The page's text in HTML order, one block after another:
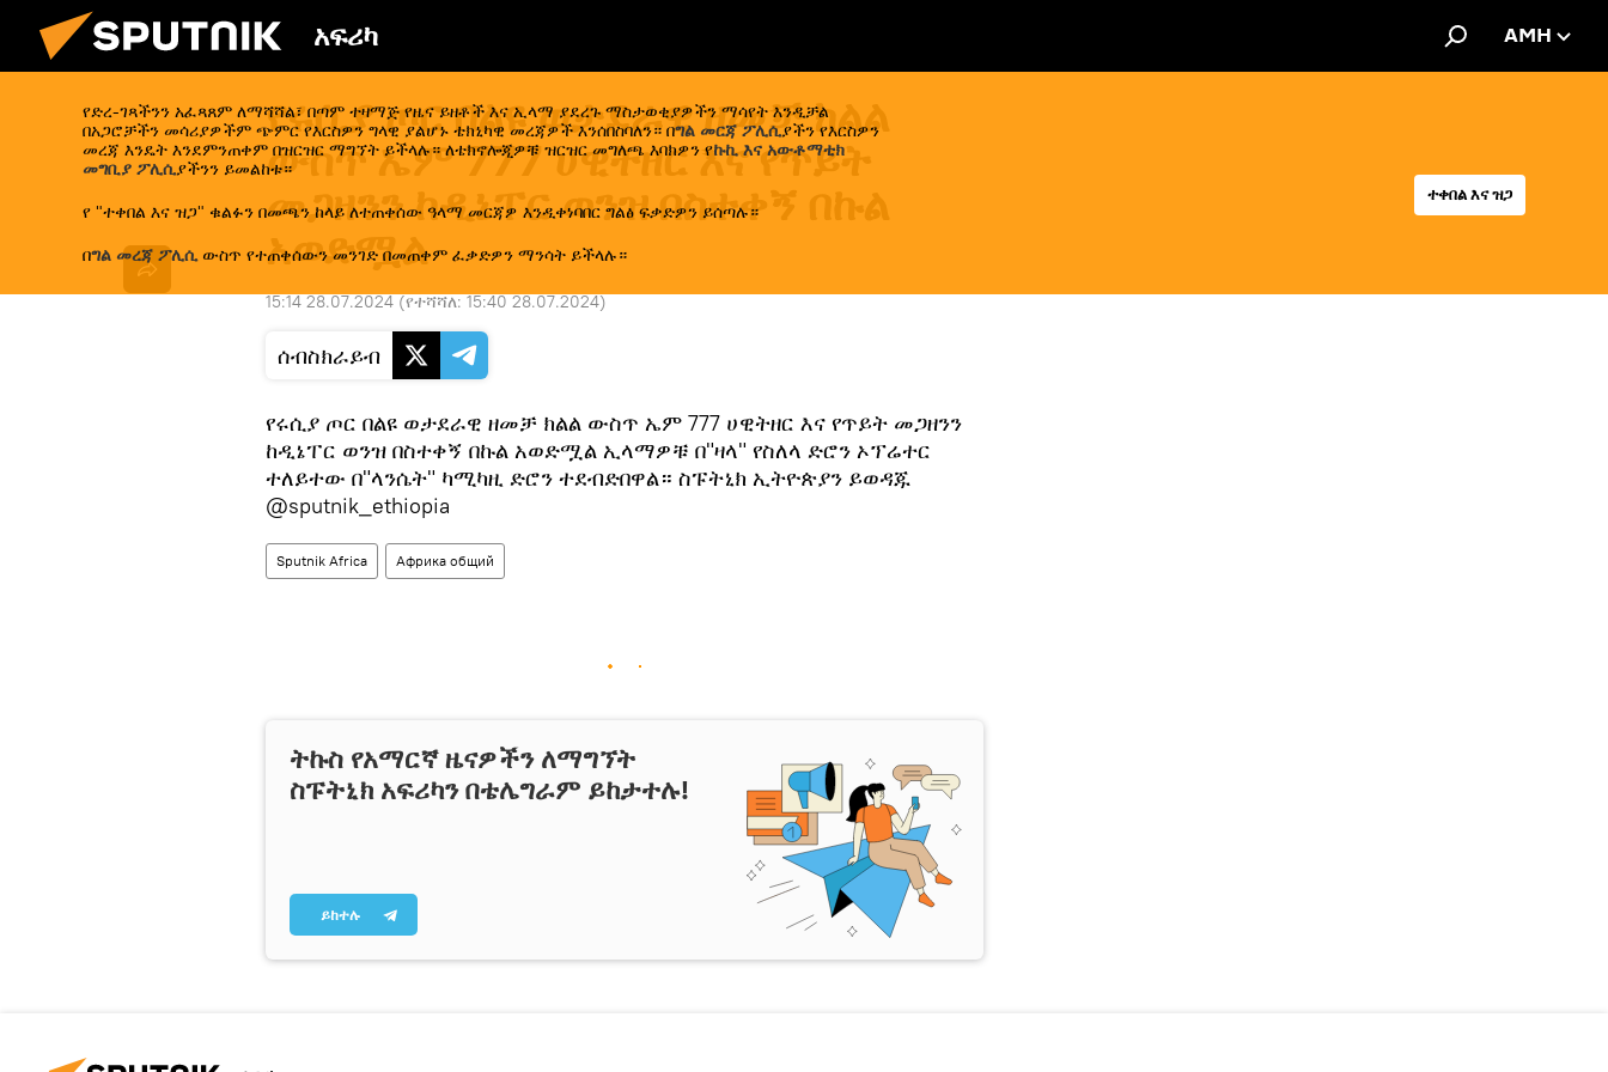
አፍሪካ AMH
የድረ-ገጻችንን አፈጻጸም ለማሻሻል፣ በጣም ተዛማጅ የዜና ይዘቶች እና ኢላማ ያደረጉ ማስታወቂያዎችን ማሳየት እንዲቻል
በአጋሮቻችን መሳሪያዎችም ጭምር የእርስዎን ግላዊ ያልሆኑ ቴክኒካዊ መረጃዎች እንሰበስባለን። በግል መርጃ ፖሊሲያችን የእርስዎን
መረጃ እንዴት እንደምንጠቀም በዝርዝር ማግኘት ይችላሉ። ለቴክኖሎጂዎቹ ዝርዝር መግለጫ እባክዎን የኩኪ እና አውቶማቲክ
መግቢያ ፖሊሲያችንን ይመልከቱ።
የ "ተቀበል እና ዝጋ" ቁልፉን በመጫን ከላይ ለተጠቀሰው ዓላማ መርጃዎ እንዲቀነባበር ግልፅ ፍቃድዎን ይሰጣሉ።
በግል መረጃ ፖሊሲውስጥ የተጠቀሰውን መንገድ በመጠቀም ፈቃድዎን ማንሳት ይችላሉ።
ተቀበል እና ዝጋ
የሩሲያ ጦር በልዩ ወታደራዊ ዘመቻ ክልል
ውስጥ ኤም 777 ሀዊትዘር እና የጥይት
መጋዘንን ከዲኔፐር ወንዝ በስተቀኝ በኩል
አወድሟል
15:14 28.07.2024 (የተሻሻለ:15:40 28.07.2024)
ሰብስክራይብ
የሩሲያ ጦር በልዩ ወታደራዊ ዘመቻ ክልል ውስጥ ኤም 777 ሀዊትዘር እና የጥይት መጋዘንን
ከዲኔፐር ወንዝ በስተቀኝ በኩል አወድሟል ኢላማዎቹ በ"ዛላ" የስለላ ድሮን ኦፕሬተር
ተለይተው በ"ላንሴት" ካሚካዚ ድሮን ተደብድበዋል። ስፑትኒክ ኢትዮጵያን ይወዳጁ
@sputnik_ethiopia
Sputnik Africa Африка общий
ትኩስ የአማርኛ ዜናዎችን ለማግኘት
ስፑትኒክ አፍሪካን በቴሌግራም ይከታተሉ!
ይከተሉ